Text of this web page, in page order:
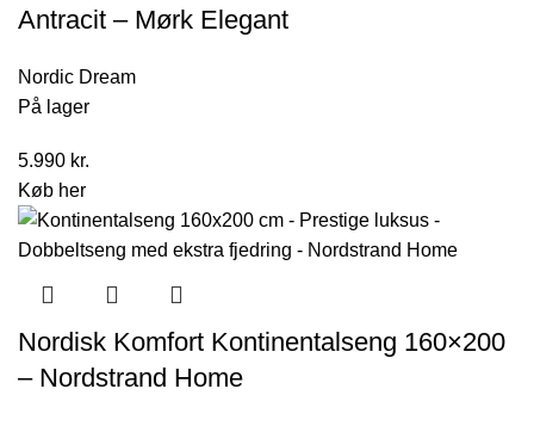
Antracit – Mørk Elegant
Nordic Dream
På lager
5.990 kr.
Køb her
Nordisk Komfort Kontinentalseng 160×200
– Nordstrand Home